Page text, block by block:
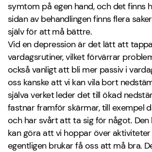
symtom på egen hand, och det finns
sidan av behandlingen finns flera
själv för att må bättre.
Vid en depression är det lätt att
vardagsrutiner, vilket förvärrar
också vanligt att bli mer passiv i
oss kanske att vi kan vila bort
själva verket leder det till ökad
fastnar framför skärmar, till exempel
och har svårt att ta sig för något. Den
kan göra att vi hoppar över
egentligen brukar få oss att må bra.